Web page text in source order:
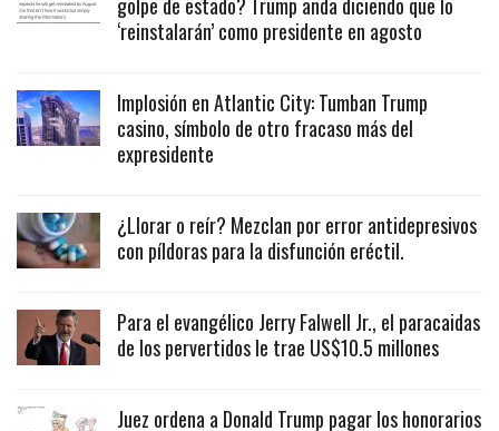
golpe de estado? Trump anda diciendo que lo
‘reinstalarán’ como presidente en agosto
Implosión en Atlantic City: Tumban Trump
casino, símbolo de otro fracaso más del
expresidente
¿Llorar o reír? Mezclan por error antidepresivos
con píldoras para la disfunción eréctil.
Para el evangélico Jerry Falwell Jr., el paracaidas
de los pervertidos le trae US$10.5 millones
Juez ordena a Donald Trump pagar los honorarios